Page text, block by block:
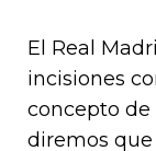
El Real
incisiones
concepto
diremos que